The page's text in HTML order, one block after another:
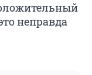
неправда